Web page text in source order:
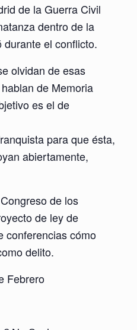
de la Guerra Civil
dentro de la
el conflicto.
olvidan de esas
de Memoria
es el de
para que ésta,
abiertamente,
de los
de ley de
conferencias cómo
delito.
Febrero